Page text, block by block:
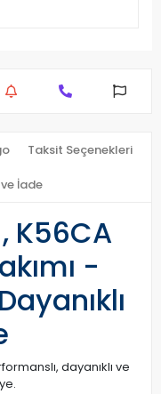
Taksit Seçenekleri
İade
K56CA
-
dayanıklı ve